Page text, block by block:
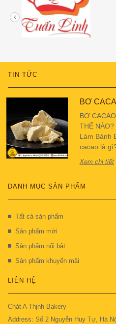
TIN TỨC
BƠ
BƠ
THẾ
Làm Bánh
cacao là
Xem chi tiết
DANH MỤC SẢN PHẨM
Tất cả sản phẩm
Sản phẩm mới
Sản phẩm nổi bật
Sản phẩm khuyến mãi
LIÊN HỆ
Chát A Thịnh Bakery
Address: Số 2 Nguyễn Huy Tự, Hà